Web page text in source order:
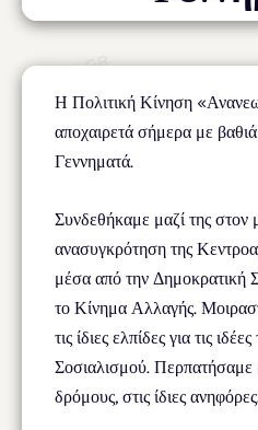
Η Πολιτική Κίνηση
αποχαιρετά σήμερα με
Γεννηματά.
Συνδεθήκαμε μαζί της στον
ανασυγκρότηση της
μέσα από την Δημοκρατική
το Κίνημα Αλλαγής.
τις ίδιες ελπίδες για τις
Σοσιαλισμού. Περπατήσαμε
δρόμους, στις ίδιες